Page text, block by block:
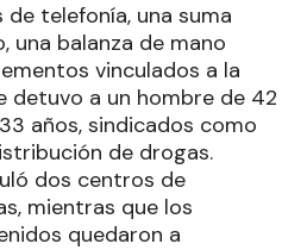
de telefonía, una suma
una balanza de mano
vinculados a la
detuvo a un hombre de 42
años, sindicados como
de drogas.
dos centros de
mientras que los
quedaron a